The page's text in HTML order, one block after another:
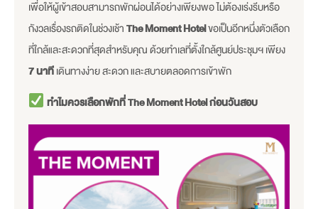
เพื่อให้ผู้เข้าสอบสามารถพักผ่อนได้อย่างเพียงพอ ไม่ต้องเร่งรีบหรือ
กังวลเรื่องรถติดในช่วงเช้าThe Moment Hotelขอเป็นอีกหนึ่งตัวเลือก
ที่ใกล้และสะดวกที่สุดสำหรับคุณ ด้วยทำเลที่ตั้งใกล้ศูนย์ประชุมฯ เพียง
7 นาทีเดินทางง่าย สะดวก และสบายตลอดการเข้าพัก
ทำไมควรเลือกพักที่ The Moment Hotel ก่อนวันสอบ